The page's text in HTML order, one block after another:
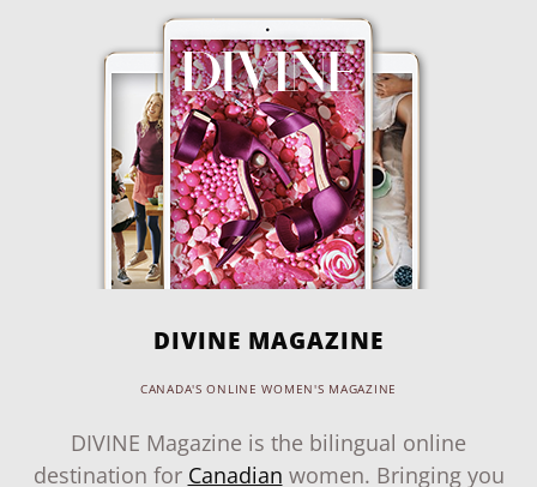
DIVINE MAGAZINE
CANADA'S ONLINE WOMEN'S MAGAZINE
DIVINE Magazine is the bilingual online
destination for Canadian women. Bringing you